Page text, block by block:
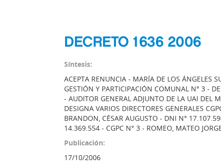
DECRETO 1636 2006
Síntesis:
ACEPTA RENUNCIA - MARÍA DE LOS ÁNGELES
GESTIÓN Y PARTICIPACIÓN COMUNAL N° 3 -
- AUDITOR GENERAL ADJUNTO DE LA UAI DEL
DESIGNA VARIOS DIRECTORES GENERALES
BRANDON, CÉSAR AUGUSTO - DNI N°
14.369.554 - CGPC N° 3 - ROMEO, MATEO
Publicación:
17/10/2006